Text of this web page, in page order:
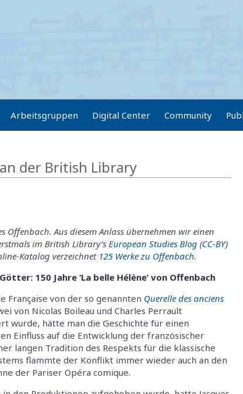
Arbeitsgruppen Digital Center Community
der British Library
Offenbach. Aus diesem Anlass übernehmen wir einen
im British Library’s European Studies Blog (CC-BY)
Katalog verzeichnet 125 Werke zu Offenbach.
150 Jahre ‘La belle Hélène’ von Offenbach
Française von der so genannten Querelle des anciens
von Nicolas Boileau und Charles Perrault
wurde, hätte man die Geschichte für einen
Einfluss auf die Entwicklung der französischer
langen Tradition des Respekts für die klassische
flammte der Konflikt immer wieder auch an den
der Pariser Opéra comique.